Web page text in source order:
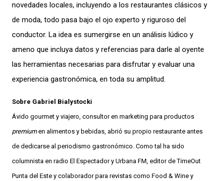
novedades locales, incluyendo a los restaurantes clásicos y
de moda, todo pasa bajo el ojo experto y riguroso del
conductor. La idea es sumergirse en un análisis lúdico y
ameno que incluya datos y referencias para darle al oyente
las herramientas necesarias para disfrutar y evaluar una
experiencia gastronómica, en toda su amplitud.
Sobre Gabriel Bialystocki
Ávido gourmet y viajero, consultor en marketing para productos
premiumen alimentos y bebidas, abrió su propio restaurante antes
de dedicarse al periodismo gastronómico. Como tal ha sido
columnista en radio El Espectador y Urbana FM, editor de TimeOut
Punta del Este y colaborador para revistas como Food & Wine y